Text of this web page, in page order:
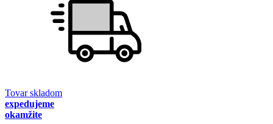
Tovar skladom
expedujeme
okamžite